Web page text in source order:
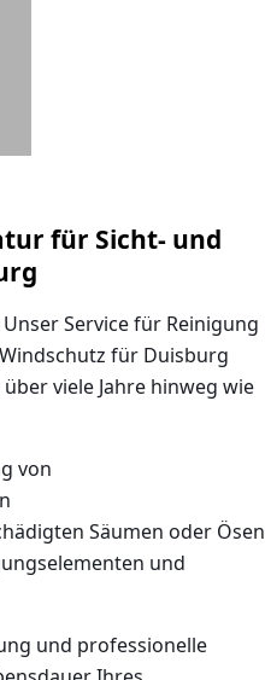
für Sicht- und
Service für Reinigung
für Duisburg
viele Jahre hinweg wie
von
Säumen oder Ösen
und
und professionelle